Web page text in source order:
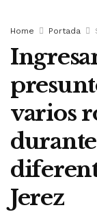
Home Portada
varios
Jerez